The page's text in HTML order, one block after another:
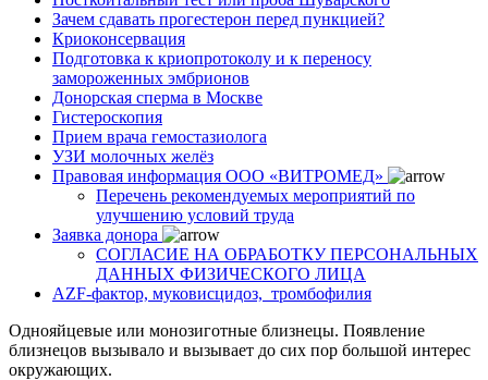
Зачем сдавать прогестерон перед пункцией?
Криоконсервация
Подготовка к криопротоколу и к переносу
замороженных эмбрионов
Донорская сперма в Москве
Гистероскопия
Прием врача гемостазиолога
УЗИ молочных желёз
Правовая информация ООО «ВИТРОМЕД»
Перечень рекомендуемых мероприятий по
улучшению условий труда
Заявка донора
СОГЛАСИЕ НА ОБРАБОТКУ ПЕРСОНАЛЬНЫХ
ДАННЫХ ФИЗИЧЕСКОГО ЛИЦА
AZF-фактор, муковисцидоз, тромбофилия
Однояйцевые или монозиготные близнецы. Появление
близнецов вызывало и вызывает до сих пор большой интерес
окружающих.